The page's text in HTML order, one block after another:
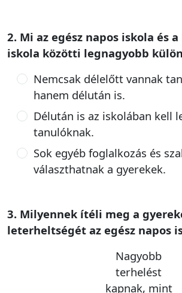
2. Mi az egész napos iskola és
iskola közötti legnagyobb
Nemcsak délelőtt vannak
hanem délután is.
Délután is az iskolában kell
tanulóknak.
Sok egyéb foglalkozás és
választhatnak a gyerekek.
3. Milyennek ítéli meg a
leterheltségét az egész napos
Nagyobb
terhelést
kapnak, mint